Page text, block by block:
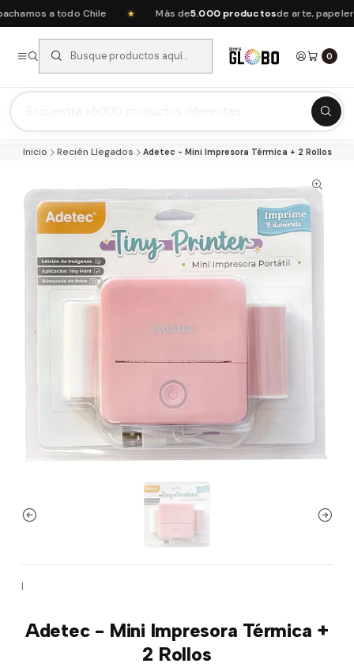
a todo Chile Más de 5.000 productosde arte, papelería
0
Ofertas del mes
Agendas & Planners
Arte y Manualidades
Papeleria Escolar y Oficina
Juguetería
Inicio Recién Llegados Adetec - Mini Impresora Térmica + 2 Rollos
|
Adetec - Mini Impresora Térmica +
2 Rollos